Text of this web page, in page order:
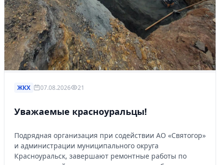
ЖКХ 07.08.2026 21
Уважаемые красноуральцы!
Подрядная организация при содействии АО «Святогор»
и администрации муниципального округа
Красноуральск, завершают ремонтные работы по